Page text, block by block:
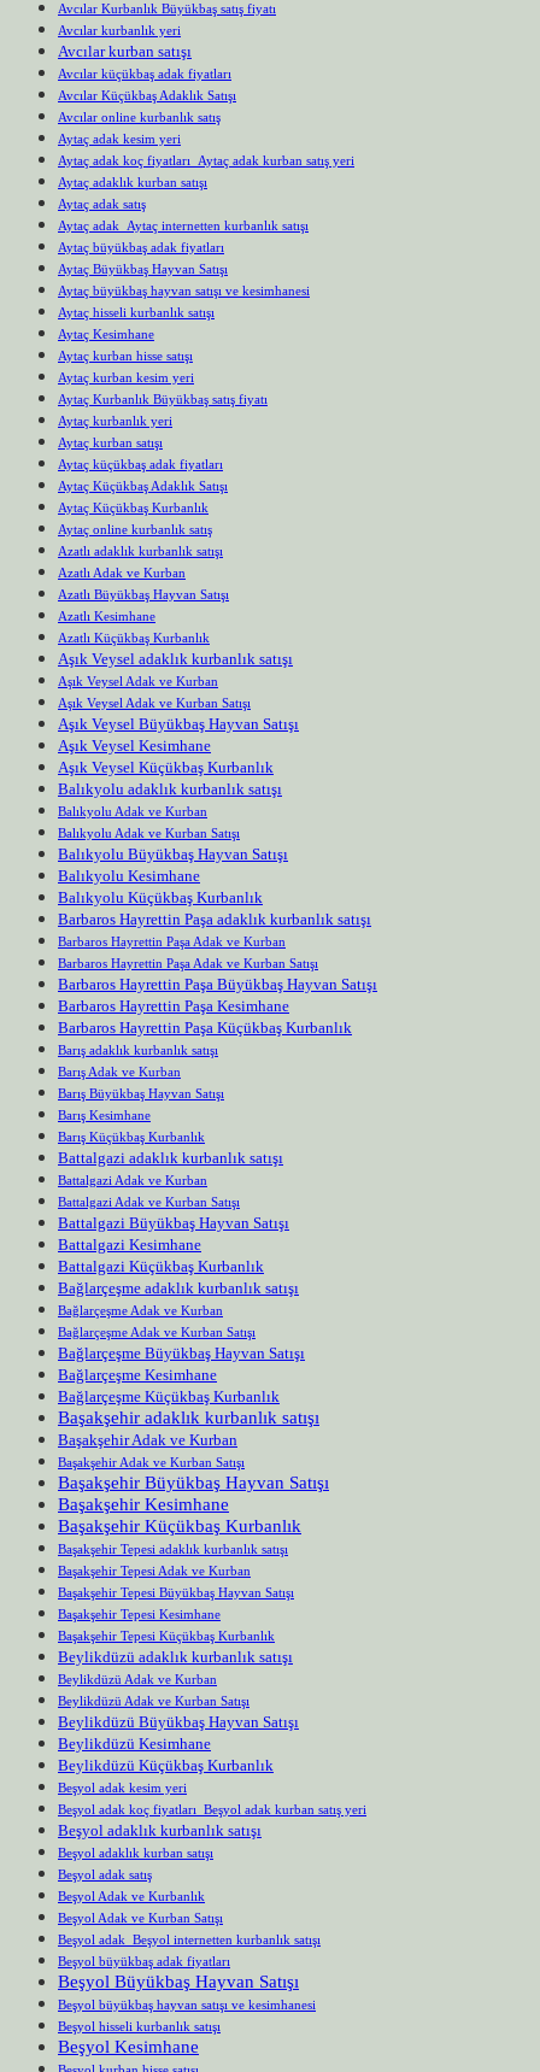
Avcılar Kurbanlık Büyükbaş satış fiyatı
Avcılar kurbanlık yeri
Avcılar kurban satışı
Avcılar küçükbaş adak fiyatları
Avcılar Küçükbaş Adaklık Satışı
Avcılar online kurbanlık satış
Aytaç adak kesim yeri
Aytaç adak koç fiyatları Aytaç adak kurban satış yeri
Aytaç adaklık kurban satışı
Aytaç adak satış
Aytaç adak Aytaç internetten kurbanlık satışı
Aytaç büyükbaş adak fiyatları
Aytaç Büyükbaş Hayvan Satışı
Aytaç büyükbaş hayvan satışı ve kesimhanesi
Aytaç hisseli kurbanlık satışı
Aytaç Kesimhane
Aytaç kurban hisse satışı
Aytaç kurban kesim yeri
Aytaç Kurbanlık Büyükbaş satış fiyatı
Aytaç kurbanlık yeri
Aytaç kurban satışı
Aytaç küçükbaş adak fiyatları
Aytaç Küçükbaş Adaklık Satışı
Aytaç Küçükbaş Kurbanlık
Aytaç online kurbanlık satış
Azatlı adaklık kurbanlık satışı
Azatlı Adak ve Kurban
Azatlı Büyükbaş Hayvan Satışı
Azatlı Kesimhane
Azatlı Küçükbaş Kurbanlık
Aşık Veysel adaklık kurbanlık satışı
Aşık Veysel Adak ve Kurban
Aşık Veysel Adak ve Kurban Satışı
Aşık Veysel Büyükbaş Hayvan Satışı
Aşık Veysel Kesimhane
Aşık Veysel Küçükbaş Kurbanlık
Balıkyolu adaklık kurbanlık satışı
Balıkyolu Adak ve Kurban
Balıkyolu Adak ve Kurban Satışı
Balıkyolu Büyükbaş Hayvan Satışı
Balıkyolu Kesimhane
Balıkyolu Küçükbaş Kurbanlık
Barbaros Hayrettin Paşa adaklık kurbanlık satışı
Barbaros Hayrettin Paşa Adak ve Kurban
Barbaros Hayrettin Paşa Adak ve Kurban Satışı
Barbaros Hayrettin Paşa Büyükbaş Hayvan Satışı
Barbaros Hayrettin Paşa Kesimhane
Barbaros Hayrettin Paşa Küçükbaş Kurbanlık
Barış adaklık kurbanlık satışı
Barış Adak ve Kurban
Barış Büyükbaş Hayvan Satışı
Barış Kesimhane
Barış Küçükbaş Kurbanlık
Battalgazi adaklık kurbanlık satışı
Battalgazi Adak ve Kurban
Battalgazi Adak ve Kurban Satışı
Battalgazi Büyükbaş Hayvan Satışı
Battalgazi Kesimhane
Battalgazi Küçükbaş Kurbanlık
Bağlarçeşme adaklık kurbanlık satışı
Bağlarçeşme Adak ve Kurban
Bağlarçeşme Adak ve Kurban Satışı
Bağlarçeşme Büyükbaş Hayvan Satışı
Bağlarçeşme Kesimhane
Bağlarçeşme Küçükbaş Kurbanlık
Başakşehir adaklık kurbanlık satışı
Başakşehir Adak ve Kurban
Başakşehir Adak ve Kurban Satışı
Başakşehir Büyükbaş Hayvan Satışı
Başakşehir Kesimhane
Başakşehir Küçükbaş Kurbanlık
Başakşehir Tepesi adaklık kurbanlık satışı
Başakşehir Tepesi Adak ve Kurban
Başakşehir Tepesi Büyükbaş Hayvan Satışı
Başakşehir Tepesi Kesimhane
Başakşehir Tepesi Küçükbaş Kurbanlık
Beylikdüzü adaklık kurbanlık satışı
Beylikdüzü Adak ve Kurban
Beylikdüzü Adak ve Kurban Satışı
Beylikdüzü Büyükbaş Hayvan Satışı
Beylikdüzü Kesimhane
Beylikdüzü Küçükbaş Kurbanlık
Beşyol adak kesim yeri
Beşyol adak koç fiyatları Beşyol adak kurban satış yeri
Beşyol adaklık kurbanlık satışı
Beşyol adaklık kurban satışı
Beşyol adak satış
Beşyol Adak ve Kurbanlık
Beşyol Adak ve Kurban Satışı
Beşyol adak Beşyol internetten kurbanlık satışı
Beşyol büyükbaş adak fiyatları
Beşyol Büyükbaş Hayvan Satışı
Beşyol büyükbaş hayvan satışı ve kesimhanesi
Beşyol hisseli kurbanlık satışı
Beşyol Kesimhane